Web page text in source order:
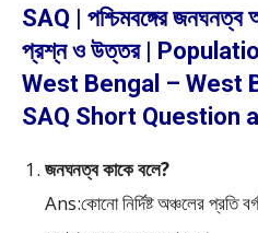
SAQ | পশ্চিমবঙ্গের জনঘনত্ব
প্রশ্ন ও উত্তর |
West Bengal – West
SAQ Short Question
জনঘনত্ব কাকে বলে?
Ans:কোনো নির্দিষ্ট অঞ্চলের প্রতি